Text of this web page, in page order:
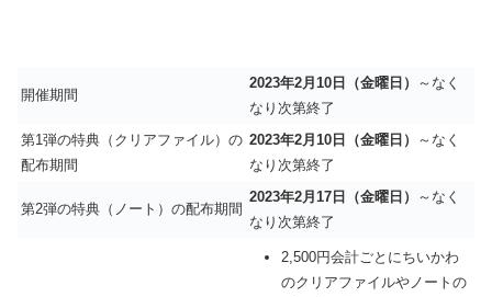
開催期間
2023年2月10日（金曜日）
～なく
なり次第終了
第1弾の特典（クリアファイル）の
配布期間
2023年2月10日（金曜日）
～なく
なり次第終了
第2弾の特典（ノート）の配布期間
2023年2月17日（金曜日）
～なく
なり次第終了
2,500円会計ごとにちいかわ
のクリアファイルやノートの